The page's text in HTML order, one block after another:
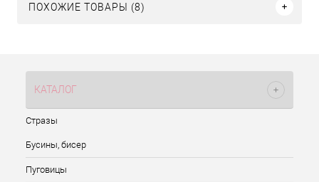
ПОХОЖИЕ ТОВАРЫ (8)
КАТАЛОГ
Стразы
Бусины, бисер
Пуговицы